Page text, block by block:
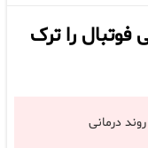
فوتبال را ترک
درمانی